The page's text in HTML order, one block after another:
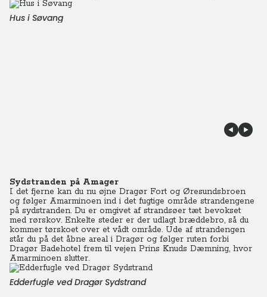
Hus i Søvang
Sydstranden på Amager
I det fjerne kan du nu øjne Dragør Fort og Øresundsbroen
og følger Amarminoen ind i det fugtige område strandengene
på sydstranden. Du er omgivet af strandsøer tæt bevokset
med rørskov. Enkelte steder er der udlagt bræddebro, så du
kommer tørskoet over et vådt område. Ude af strandengen
står du på det åbne areal i Dragør og følger ruten forbi
Dragør Badehotel frem til vejen Prins Knuds Dæmning, hvor
Amarminoen slutter.
Edderfugle ved Dragør Sydstrand